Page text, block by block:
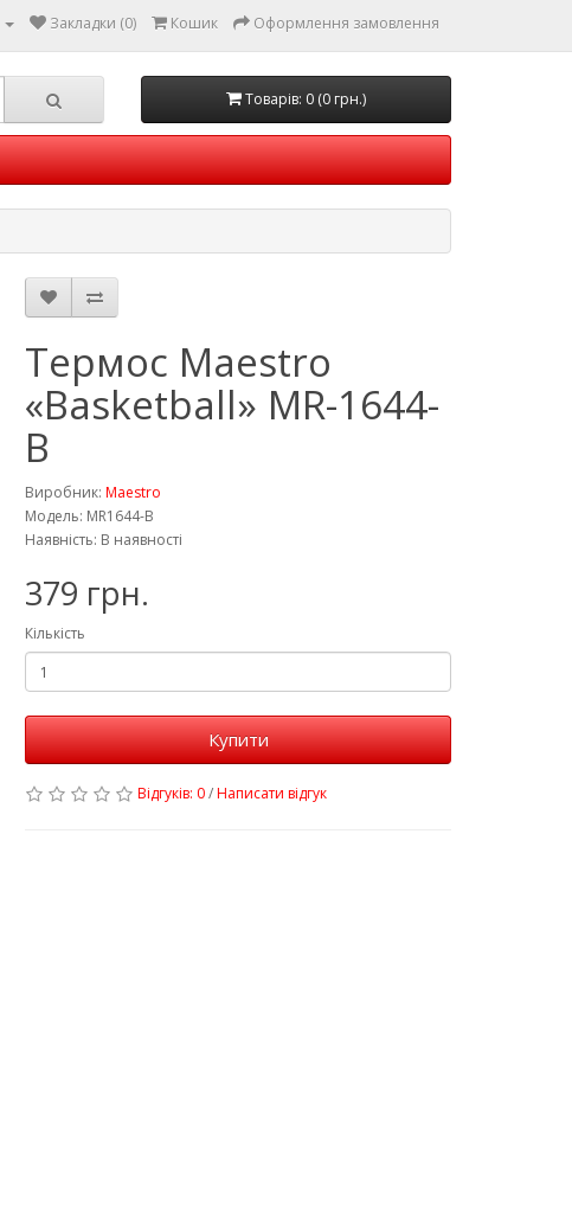
Закладки (0) Кошик Оформлення замовлення
Товарів: 0 (0 грн.)
Термос Maestro
«Basketball» MR-1644-
B
Виробник: Maestro
Модель: MR1644-B
Наявність: В наявності
379 грн.
Кількість
Купити
Відгуків: 0/Написати відгук